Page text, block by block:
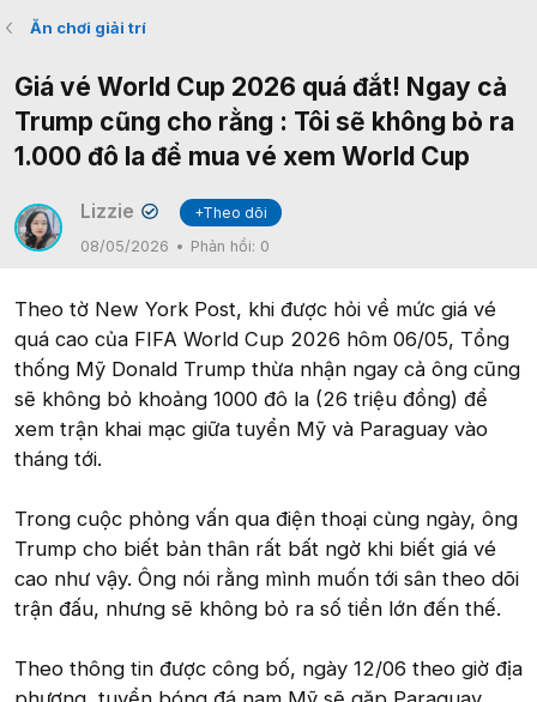
Ăn chơi giải trí
Giá vé World Cup 2026 quá đắt! Ngay cả
Trump cũng cho rằng : Tôi sẽ không bỏ ra
1.000 đô la để mua vé xem World Cup
Lizzie ✔
+Theo dõi
08/05/2026
Phản hồi: 0
Theo tờ New York Post, khi được hỏi về mức giá vé
quá cao của FIFA World Cup 2026 hôm 06/05, Tổng
thống Mỹ Donald Trump thừa nhận ngay cả ông cũng
sẽ không bỏ khoảng 1000 đô la (26 triệu đồng) để
xem trận khai mạc giữa tuyển Mỹ và Paraguay vào
tháng tới.
Trong cuộc phỏng vấn qua điện thoại cùng ngày, ông
Trump cho biết bản thân rất bất ngờ khi biết giá vé
cao như vậy. Ông nói rằng mình muốn tới sân theo dõi
trận đấu, nhưng sẽ không bỏ ra số tiền lớn đến thế.
Theo thông tin được công bố, ngày 12/06 theo giờ địa